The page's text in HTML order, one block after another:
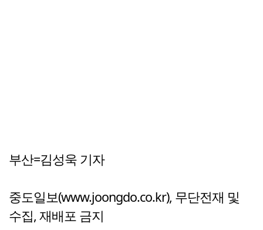
부산=김성욱 기자
중도일보(www.joongdo.co.kr), 무단전재 및
수집, 재배포 금지